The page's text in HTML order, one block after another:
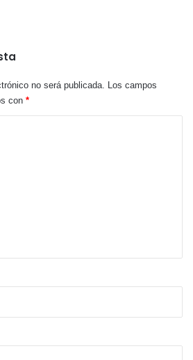
no será publicada.
Los campos
con *